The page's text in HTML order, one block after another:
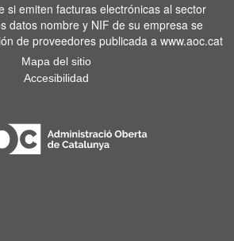
si emiten facturas electrónicas al sector
datos nombre y NIF de su empresa se
de proveedores publicada a www.aoc.cat
Mapa del sitio
Accesibilidad